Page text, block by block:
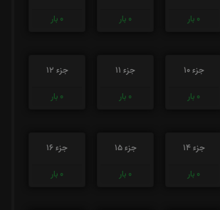
0 بار
0 بار
0 بار
جزء 10
0 بار
جزء 11
0 بار
جزء 12
0 بار
جزء 14
0 بار
جزء 15
0 بار
جزء 16
0 بار